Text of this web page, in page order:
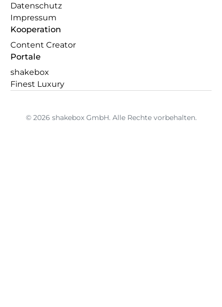
Datenschutz
Impressum
Kooperation
Content Creator
Portale
shakebox
Finest Luxury
© 2026 shakebox GmbH. Alle Rechte vorbehalten.